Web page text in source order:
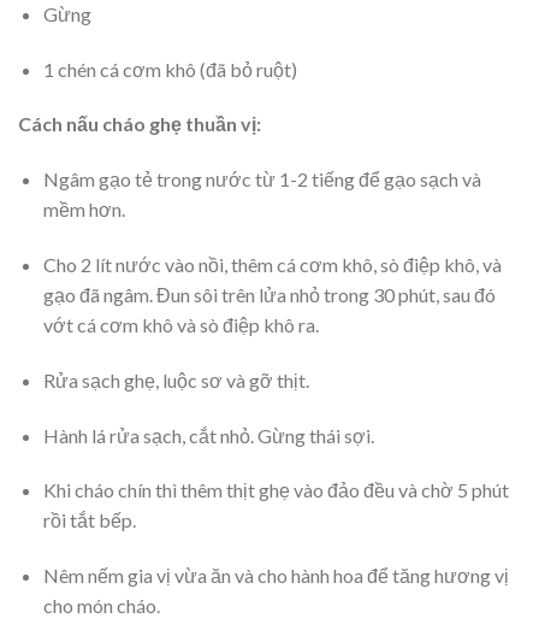
Gừng
1 chén cá cơm khô (đã bỏ ruột)
Cách nấu cháo ghẹ thuần vị:
Ngâm gạo tẻ trong nước từ 1-2 tiếng để gạo sạch và
mềm hơn.
Cho 2 lít nước vào nồi, thêm cá cơm khô, sò điệp khô, và
gạo đã ngâm. Đun sôi trên lửa nhỏ trong 30 phút, sau đó
vớt cá cơm khô và sò điệp khô ra.
Rửa sạch ghẹ, luộc sơ và gỡ thịt.
Hành lá rửa sạch, cắt nhỏ. Gừng thái sợi.
Khi cháo chín thì thêm thịt ghẹ vào đảo đều và chờ 5 phút
rồi tắt bếp.
Nêm nếm gia vị vừa ăn và cho hành hoa để tăng hương vị
cho món cháo.